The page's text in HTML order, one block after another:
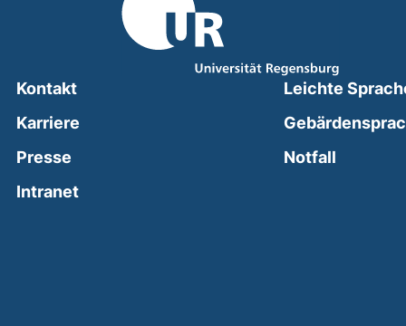
Kontakt
Karriere
Presse
Intranet(external link, opens in a new window)
Leichte
Notfall